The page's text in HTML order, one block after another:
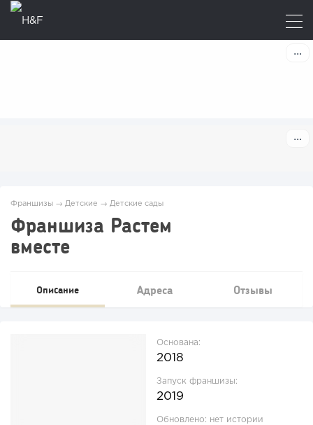
Франшизы → Детские → Детские сады
Франшиза Растем
вместе
Описание Адреса Отзывы
Основана:
2018
Запуск франшизы:
2019
Обновлено: нет истории